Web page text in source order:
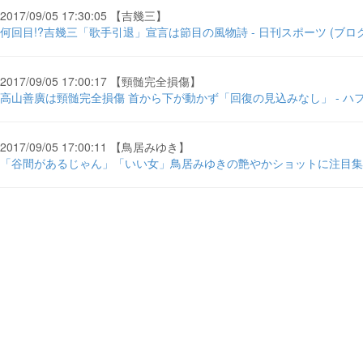
2017/09/05 17:30:05 【吉幾三】
何回目!?吉幾三「歌手引退」宣言は節目の風物詩 - 日刊スポーツ (ブロ
2017/09/05 17:00:17 【頸髄完全損傷】
高山善廣は頸髄完全損傷 首から下が動かず「回復の見込みなし」 - ハ
2017/09/05 17:00:11 【鳥居みゆき】
「谷間があるじゃん」「いい女」鳥居みゆきの艶やかショットに注